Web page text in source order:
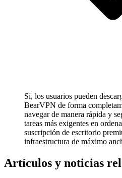
Sí, los usuarios pueden
BearVPN de forma
navegar de manera rápida y
tareas más exigentes en
suscripción de escritorio
infraestructura de máximo
Artículos y noticias